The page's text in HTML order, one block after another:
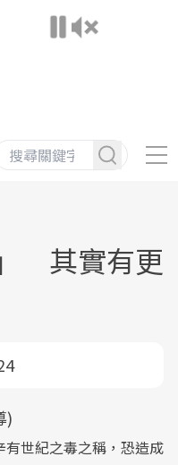
其實有更
)
有世紀之毒之稱，恐造成